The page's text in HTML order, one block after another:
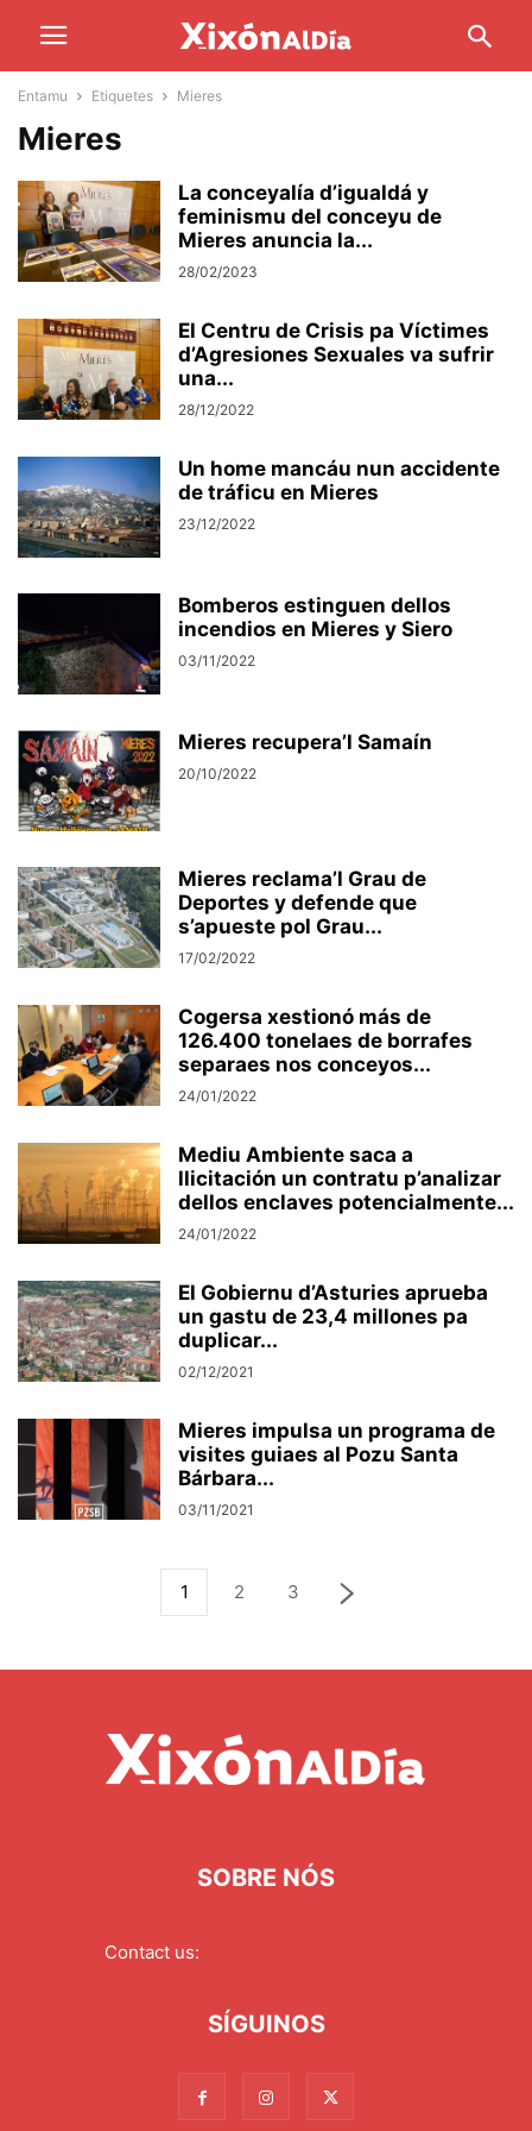
Entamu Etiquetes Mieres
Mieres
La conceyalía d’igualdá y
feminismu del conceyu de
Mieres anuncia la...
28/02/2023
El Centru de Crisis pa Víctimes
d’Agresiones Sexuales va sufrir
una...
28/12/2022
Un home mancáu nun accidente
de tráficu en Mieres
23/12/2022
Bomberos estinguen dellos
incendios en Mieres y Siero
03/11/2022
Mieres recupera’l Samaín
20/10/2022
Mieres reclama’l Grau de
Deportes y defende que
s’apueste pol Grau...
17/02/2022
Cogersa xestionó más de
126.400 tonelaes de borrafes
separaes nos conceyos...
24/01/2022
Mediu Ambiente saca a
llicitación un contratu p’analizar
dellos enclaves potencialmente...
24/01/2022
El Gobiernu d’Asturies aprueba
un gastu de 23,4 millones pa
duplicar...
02/12/2021
Mieres impulsa un programa de
visites guiaes al Pozu Santa
Bárbara...
03/11/2021
1 2 3
SOBRE NÓS
Contact us:
SÍGUINOS